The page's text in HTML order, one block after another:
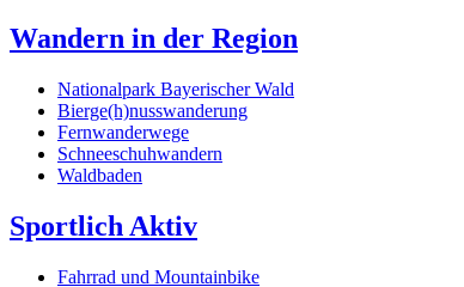
Wandern in der Region
Nationalpark Bayerischer Wald
Bierge(h)nusswanderung
Fernwanderwege
Schneeschuhwandern
Waldbaden
Sportlich Aktiv
Fahrrad und Mountainbike